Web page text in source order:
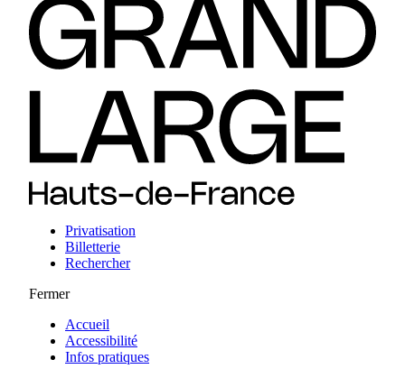
Privatisation
Billetterie
Rechercher
Fermer
Accueil
Accessibilité
Infos pratiques